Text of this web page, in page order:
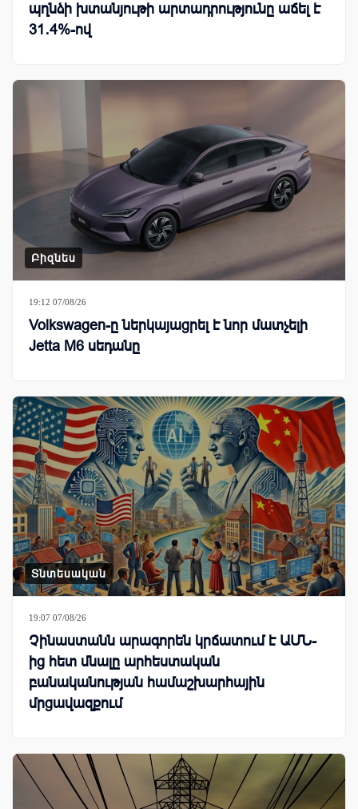
պղնձի խտանյութի արտադրությունը աճել է
31․4%-ով
Բիզնես
19:12 07/08/26
Volkswagen-ը ներկայացրել է նոր մատչելի
Jetta M6 սեդանը
Տնտեսական
19:07 07/08/26
Չինաստանն արագորեն կրճատում է ԱՄՆ-
ից հետ մնալը արհեստական
բանականության համաշխարհային
մրցավազքում